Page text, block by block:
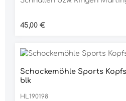
Regulärer Preis:
45,00 €
Schockemöhle Sports
blk
HL190198